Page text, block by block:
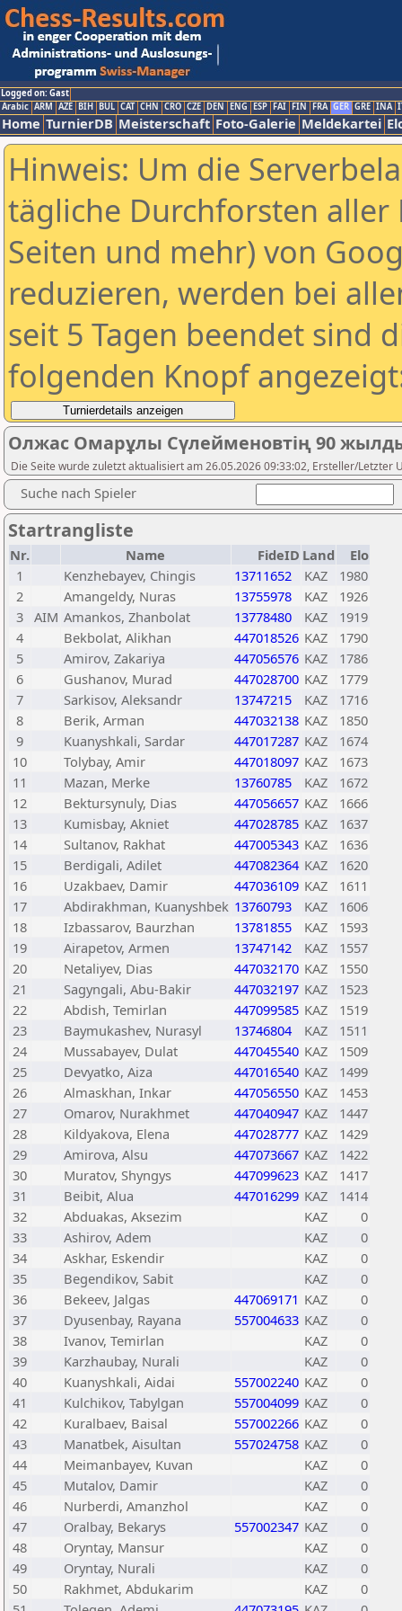
Logged on: Gast
Arabic ARM AZE BIH BUL CAT CHN CRO CZE DEN ENG ESP FAI FIN FRA GER GRE INA
Home TurnierDB Meisterschaft Foto-Galerie Meldekartei
Hinweis: Um die
tägliche Durchforsten aller
Seiten und mehr) von
reduzieren, werden bei
seit 5 Tagen beendet sind
folgenden Knopf
Олжас Омарұлы Сүлейменовтің 90
Die Seite wurde zuletzt aktualisiert am 26.05.2026 09:33:02, Ersteller/Letzter
Suche nach Spieler
Startrangliste
Nr. Name FideID Land
Elo
1
Kenzhebayev, Chingis 13711652 KAZ
1980
2
Amangeldy, Nuras 13755978 KAZ
1926
3 AIM Amankos, Zhanbolat 13778480 KAZ
1919
4
Bekbolat, Alikhan 447018526 KAZ
1790
5
Amirov, Zakariya 447056576 KAZ
1786
6
Gushanov, Murad 447028700 KAZ
1779
7
Sarkisov, Aleksandr 13747215 KAZ
1716
8
Berik, Arman 447032138 KAZ
1850
9
Kuanyshkali, Sardar 447017287 KAZ
1674
10
Tolybay, Amir 447018097 KAZ
1673
11
Mazan, Merke 13760785 KAZ
1672
12
Bektursynuly, Dias 447056657 KAZ
1666
13
Kumisbay, Akniet 447028785 KAZ
1637
14
Sultanov, Rakhat 447005343 KAZ
1636
15
Berdigali, Adilet 447082364 KAZ
1620
16
Uzakbaev, Damir 447036109 KAZ
1611
17
Abdirakhman, Kuanyshbek 13760793 KAZ
1606
18
Izbassarov, Baurzhan 13781855 KAZ
1593
19
Airapetov, Armen 13747142 KAZ
1557
20
Netaliyev, Dias 447032170 KAZ
1550
21
Sagyngali, Abu-Bakir 447032197 KAZ
1523
22
Abdish, Temirlan 447099585 KAZ
1519
23
Baymukashev, Nurasyl 13746804 KAZ
1511
24
Mussabayev, Dulat 447045540 KAZ
1509
25
Devyatko, Aiza 447016540 KAZ
1499
26
Almaskhan, Inkar 447056550 KAZ
1453
27
Omarov, Nurakhmet 447040947 KAZ
1447
28
Kildyakova, Elena 447028777 KAZ
1429
29
Amirova, Alsu 447073667 KAZ
1422
30
Muratov, Shyngys 447099623 KAZ
1417
31
Beibit, Alua 447016299 KAZ
1414
32
Abduakas, Aksezim KAZ
0
33
Ashirov, Adem KAZ
0
34
Askhar, Eskendir KAZ
0
35
Begendikov, Sabit KAZ
0
36
Bekeev, Jalgas 447069171 KAZ
0
37
Dyusenbay, Rayana 557004633 KAZ
0
38
Ivanov, Temirlan KAZ
0
39
Karzhaubay, Nurali KAZ
0
40
Kuanyshkali, Aidai 557002240 KAZ
0
41
Kulchikov, Tabylgan 557004099 KAZ
0
42
Kuralbaev, Baisal 557002266 KAZ
0
43
Manatbek, Aisultan 557024758 KAZ
0
44
Meimanbayev, Kuvan KAZ
0
45
Mutalov, Damir KAZ
0
46
Nurberdi, Amanzhol KAZ
0
47
Oralbay, Bekarys 557002347 KAZ
0
48
Oryntay, Mansur KAZ
0
49
Oryntay, Nurali KAZ
0
50
Rakhmet, Abdukarim KAZ
0